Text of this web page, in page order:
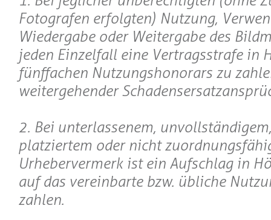
Fotografen erfolgten) Nutzung,
Wiedergabe oder Weitergabe des
jeden Einzelfall eine Vertragsstrafe in
fünffachen Nutzungshonorars zu
weitergehender
2. Bei unterlassenem,
platziertem oder nicht
Urhebervermerk ist ein Aufschlag in
auf das vereinbarte bzw. übliche
zahlen.